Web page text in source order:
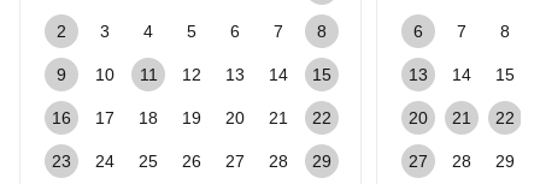
2 3 4 5 6 7 8
9 10 11 12 13 14 15
16 17 18 19 20 21 22
23 24 25 26 27 28 29
6 7 8
13 14 15
20 21 22
27 28 29